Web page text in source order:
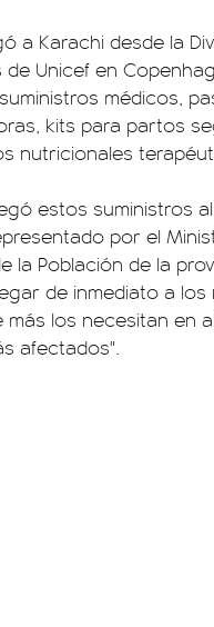
a Karachi desde la
de Unicef en
médicos,
kits para partos
nutricionales
estos suministros
por el
la Población de la
de inmediato a los
más los necesitan en
afectados".